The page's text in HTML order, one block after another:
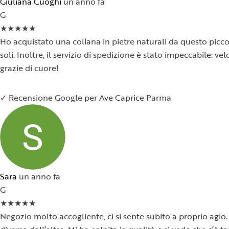
G
★★★★★
Ho acquistato una collana in pietre naturali da questo
soli. Inoltre, il servizio di spedizione è stato impeccabile:
grazie di cuore!
✓ Recensione Google per Ave Caprice Parma
Sara un anno fa
G
★★★★★
Negozio molto accogliente, ci si sente subito a proprio